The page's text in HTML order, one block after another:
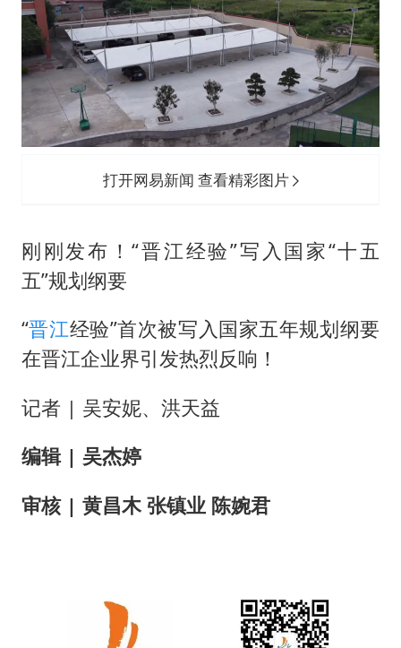
打开网易新闻 查看精彩图片
刚刚发布！“晋江经验”写入国家“十五
五”规划纲要
“晋江经验”首次被写入国家五年规划纲要
在晋江企业界引发热烈反响！
记者 | 吴安妮、洪天益
编辑 | 吴杰婷
审核 | 黄昌木 张镇业 陈婉君